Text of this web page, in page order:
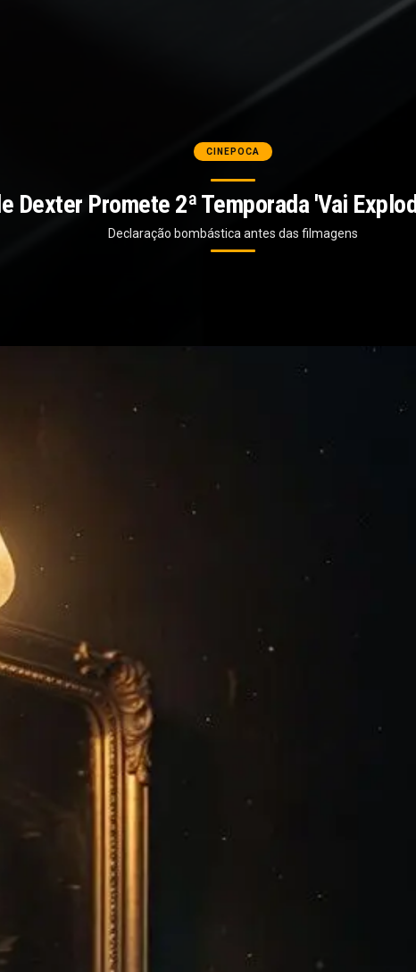
CINEPOCA
Dexter Promete 2ª Temporada 'Vai
Declaração bombástica antes das filmagens